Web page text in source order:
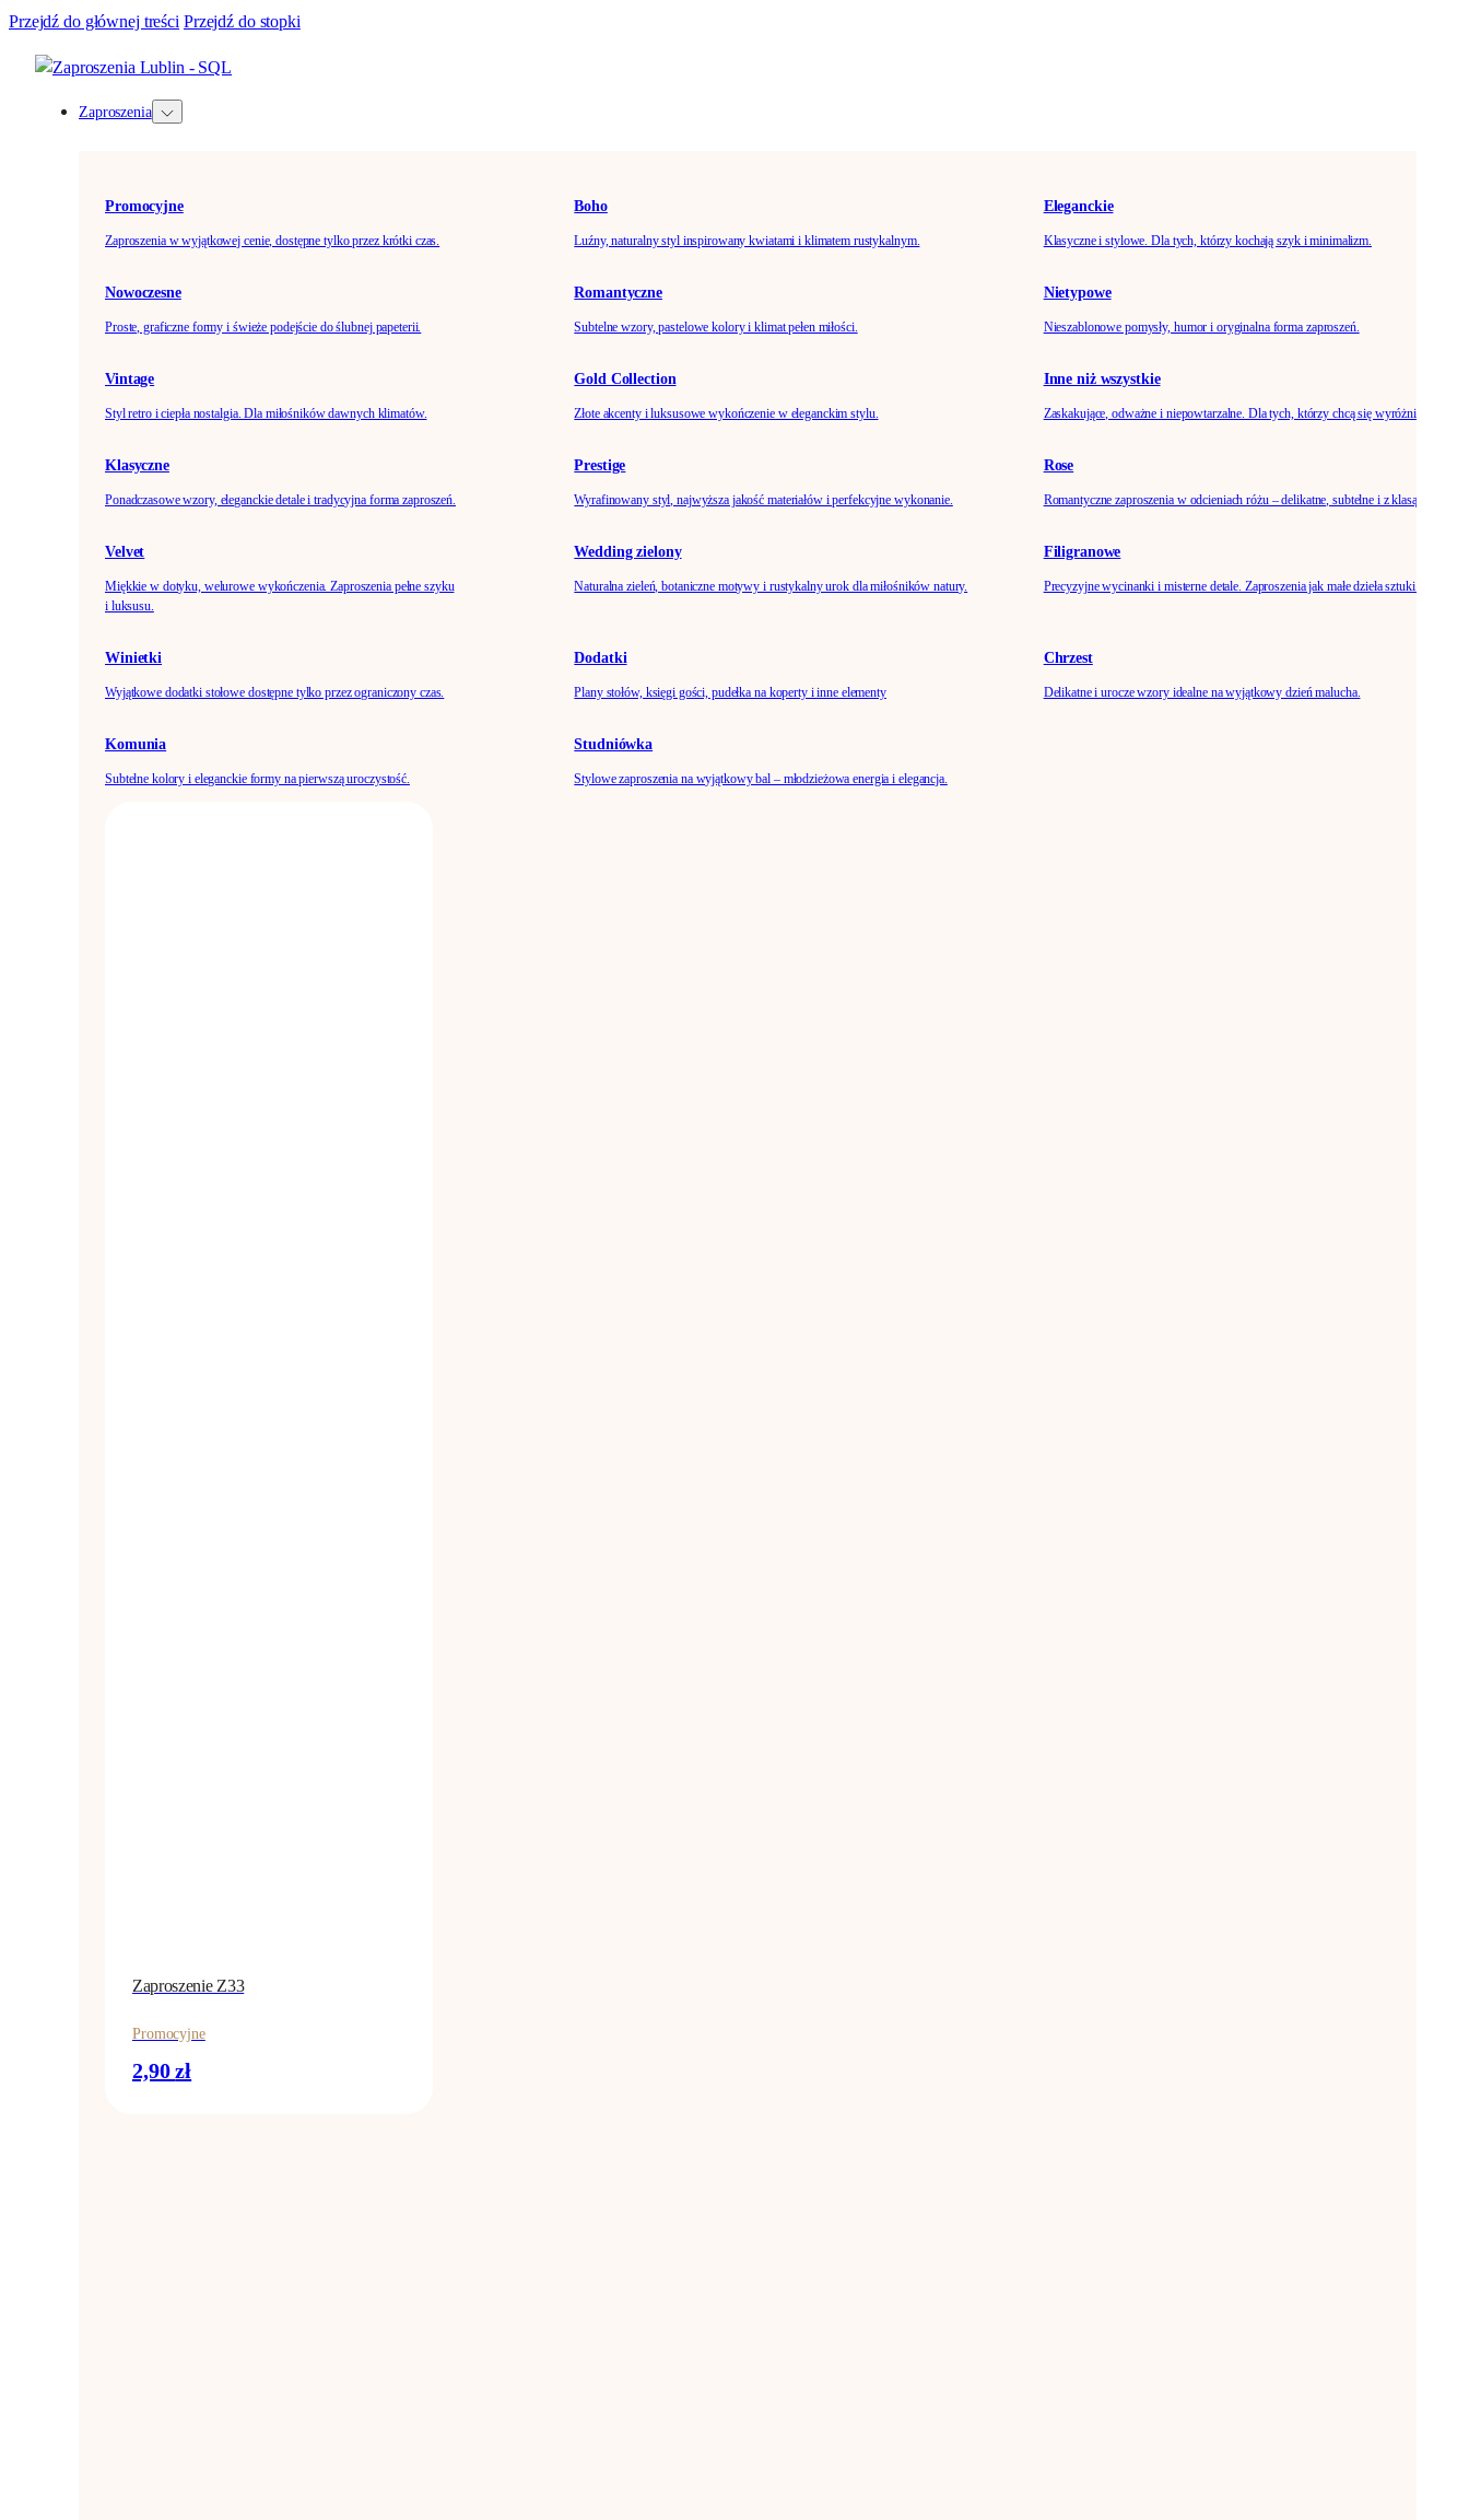
Przejdź do głównej treści Przejdź do stopki
Zaproszenia
Promocyjne
Zaproszenia w wyjątkowej cenie, dostępne tylko przez krótki czas.
Boho
Luźny, naturalny styl inspirowany kwiatami i klimatem rustykalnym.
Eleganckie
Klasyczne i stylowe. Dla tych, którzy kochają szyk i minimalizm.
Nowoczesne
Proste, graficzne formy i świeże podejście do ślubnej papeterii.
Romantyczne
Subtelne wzory, pastelowe kolory i klimat pełen miłości.
Nietypowe
Nieszablonowe pomysły, humor i oryginalna forma zaproszeń.
Vintage
Styl retro i ciepła nostalgia. Dla miłośników dawnych klimatów.
Gold Collection
Złote akcenty i luksusowe wykończenie w eleganckim stylu.
Inne niż wszystkie
Zaskakujące, odważne i niepowtarzalne. Dla tych, którzy chcą się wyróżnić.
Klasyczne
Ponadczasowe wzory, eleganckie detale i tradycyjna forma zaproszeń.
Prestige
Wyrafinowany styl, najwyższa jakość materiałów i perfekcyjne wykonanie.
Rose
Romantyczne zaproszenia w odcieniach różu – delikatne, subtelne i z klasą.
Velvet
Miękkie w dotyku, welurowe wykończenia. Zaproszenia pełne szyku
i luksusu.
Wedding zielony
Naturalna zieleń, botaniczne motywy i rustykalny urok dla miłośników natury.
Filigranowe
Precyzyjne wycinanki i misterne detale. Zaproszenia jak małe dzieła sztuki.
Winietki
Wyjątkowe dodatki stołowe dostępne tylko przez ograniczony czas.
Dodatki
Plany stołów, księgi gości, pudełka na koperty i inne elementy
Chrzest
Delikatne i urocze wzory idealne na wyjątkowy dzień malucha.
Komunia
Subtelne kolory i eleganckie formy na pierwszą uroczystość.
Studniówka
Stylowe zaproszenia na wyjątkowy bal – młodzieżowa energia i elegancja.
Zaproszenie Z33
Promocyjne
2,90zł